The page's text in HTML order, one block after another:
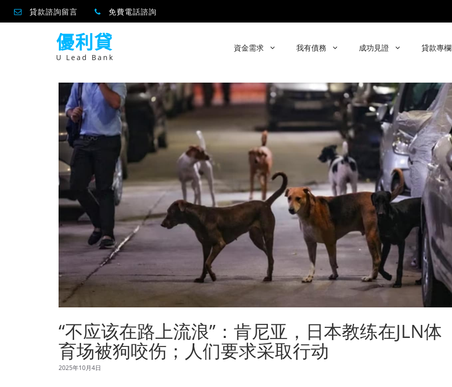
貸款諮詢留言 免費電話諮詢
優利貸
U Lead Bank
資金需求 我有債務 成功見證 貸款專欄
“不应该在路上流浪”：肯尼亚，日本教练在JLN体
育场被狗咬伤；人们要求采取行动
2025年10月4日